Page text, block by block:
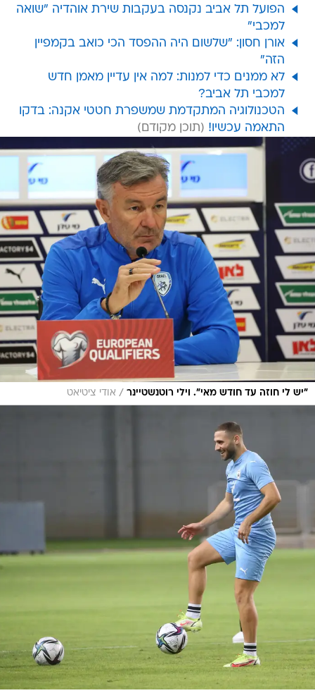
הפועל תל אביב נקנסה בעקבות שירת אוהדיה "שואה
למכבי"
אורן חסון: "שלשום היה ההפסד הכי כואב בקמפיין
הזה"
לא ממנים כדי למנות: למה אין עדיין מאמן חדש
למכבי תל אביב?
הטכנולוגיה המתקדמת שמשפרת חטטי אקנה: בדקו
התאמה עכשיו!
"יש לי חוזה עד חודש מאי". וילי רוטנשטיינר / אודי ציטיאט